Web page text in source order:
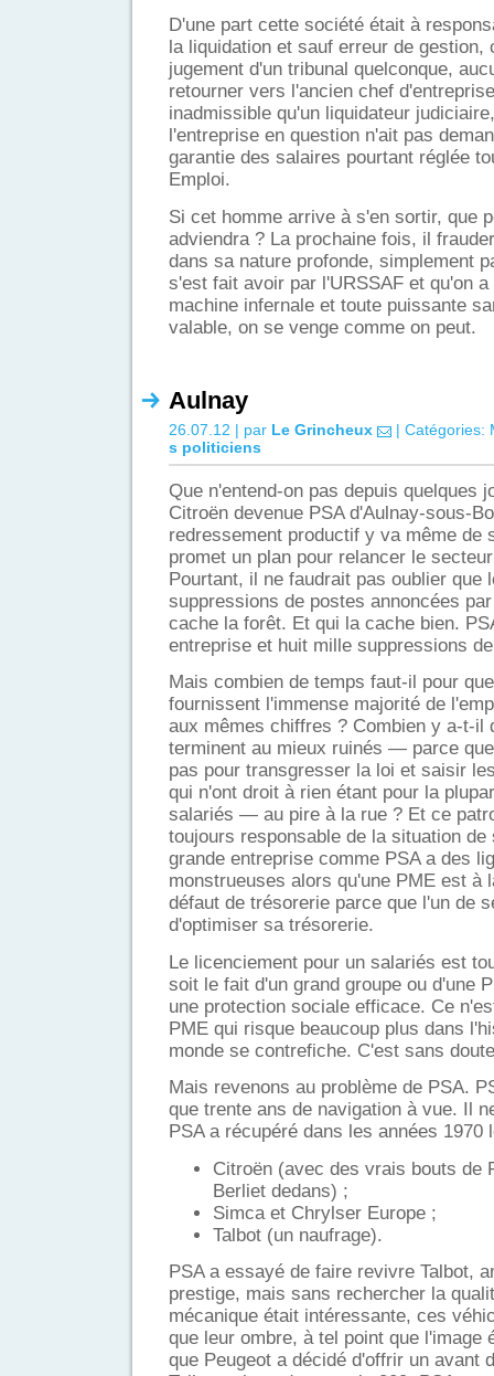
D'une part cette société était à
la liquidation et sauf erreur de gestion,
jugement d'un tribunal quelconque,
retourner vers l'ancien chef
inadmissible qu'un liquidateur
l'entreprise en question n'ait pas
garantie des salaires pourtant réglée
Emploi.
Si cet homme arrive à s'en sortir, que
adviendra ? La prochaine fois, il
dans sa nature profonde, simplement
s'est fait avoir par l'URSSAF et qu'on
machine infernale et toute puissante
valable, on se venge comme on peut.
Aulnay
26.07.12 | par Le Grincheux | Catégories:
s politiciens
Que n'entend-on pas depuis quelques
Citroën devenue PSA d'Aulnay-sous-
redressement productif y va même de
promet un plan pour relancer le
Pourtant, il ne faudrait pas oublier que
suppressions de postes annoncées
cache la forêt. Et qui la cache bien.
entreprise et huit mille suppressions
Mais combien de temps faut-il pour
fournissent l'immense majorité de
aux mêmes chiffres ? Combien y a-t-il
terminent au mieux ruinés — parce
pas pour transgresser la loi et saisir
qui n'ont droit à rien étant pour la
salariés — au pire à la rue ? Et ce
toujours responsable de la situation de
grande entreprise comme PSA a des
monstrueuses alors qu'une PME est à
défaut de trésorerie parce que l'un de
d'optimiser sa trésorerie.
Le licenciement pour un salariés est
soit le fait d'un grand groupe ou d'une
une protection sociale efficace. Ce
PME qui risque beaucoup plus dans
monde se contrefiche. C'est sans
Mais revenons au problème de PSA.
que trente ans de navigation à vue. Il
PSA a récupéré dans les années
Citroën (avec des vrais bouts de
Berliet dedans) ;
Simca et Chrylser Europe ;
Talbot (un naufrage).
PSA a essayé de faire revivre Talbot,
prestige, mais sans rechercher la
mécanique était intéressante, ces
que leur ombre, à tel point que l'image
que Peugeot a décidé d'offrir un avant